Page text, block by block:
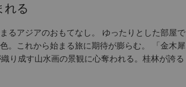
れる
るアジアのおもてなし。 ゆったりとした部屋で
。これから始まる旅に期待が膨らむ。 「金木犀
り成す山水画の景観に心奪われる。桂林が誇る